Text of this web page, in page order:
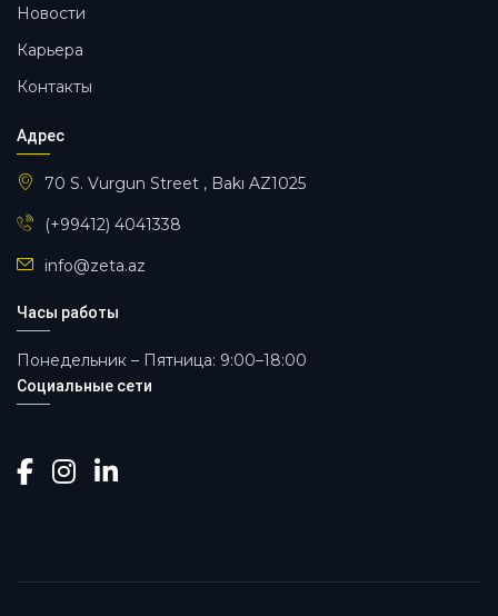
Новости
Карьера
Контакты
Адрес
70 S. Vurgun Street , Bakı AZ1025
(+99412) 4041338
info@zeta.az
Часы работы
Понедельник – Пятница: 9:00–18:00
Социальные сети